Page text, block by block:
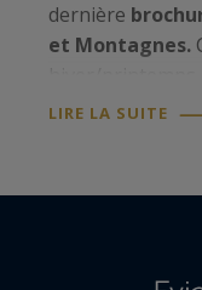
dernière
et Montagnes.
aperçu de toute
LIRE LA SUITE